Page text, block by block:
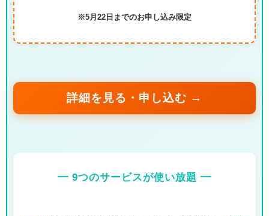
※5月22日までのお申し込み限定
詳細を見る・申し込む →
━ 9つのサービスが使い放題 ━